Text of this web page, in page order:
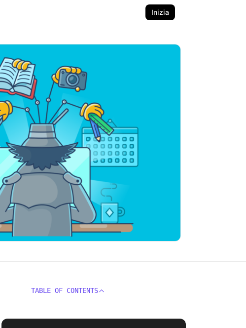
Inizia
TABLE OF CONTENTS